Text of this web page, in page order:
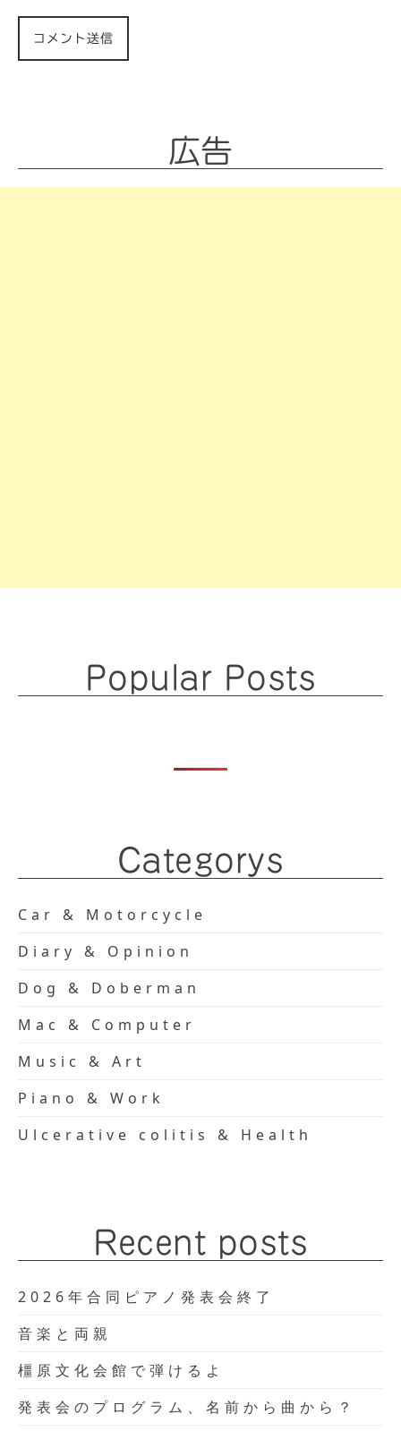
広告
Popular Posts
Categorys
Car & Motorcycle
Diary & Opinion
Dog & Doberman
Mac & Computer
Music & Art
Piano & Work
Ulcerative colitis & Health
Recent posts
2026年合同ピアノ発表会終了
音楽と両親
橿原文化会館で弾けるよ
発表会のプログラム、名前から曲から？